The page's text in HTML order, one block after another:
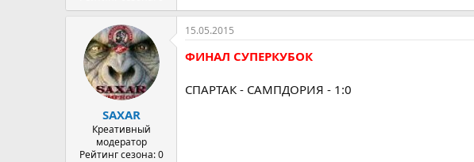
SAXAR
Креативный
модератор
Рейтинг сезона: 0
15.05.2015
ФИНАЛ СУПЕРКУБОК
СПАРТАК - САМПДОРИЯ - 1:0